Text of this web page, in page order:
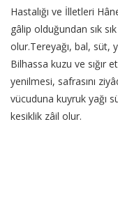
Hastalığı ve İlletleri
gâlip olduğundan sık
olur.Tereyağı, bal, süt,
Bilhassa kuzu ve sığır
yenilmesi, safrasını
vücuduna kuyruk yağı
kesiklik zâil olur.